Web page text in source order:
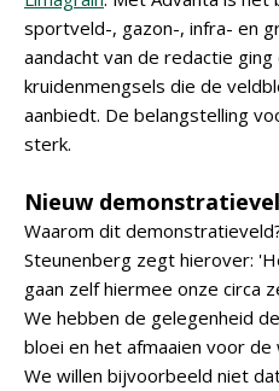
sportveld-, gazon-, infra- en
aandacht van de redactie
kruidenmengsels die de
aanbiedt. De belangstelling
sterk.
Nieuw
Waarom dit
Steunenberg zegt hierover:
gaan zelf hiermee onze circa
We hebben de gelegenheid
bloei en het afmaaien voor
We willen bijvoorbeeld niet